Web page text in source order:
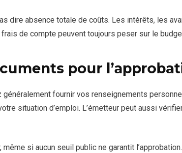
dire absence totale de coûts. Les intérêts, les
de compte peuvent toujours peser sur le
pour
généralement fournir vos renseignements
situation d’emploi. L’émetteur peut aussi
si aucun seuil public ne garantit